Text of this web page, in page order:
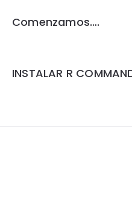
Comenzamos….
INSTALAR R